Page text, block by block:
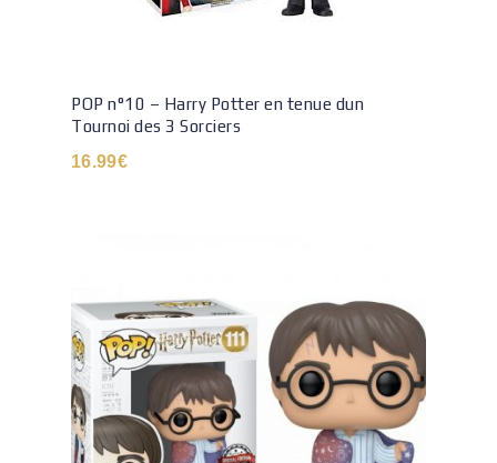
POP n°10 – Harry Potter en tenue dun
Tournoi des 3 Sorciers
16.99€